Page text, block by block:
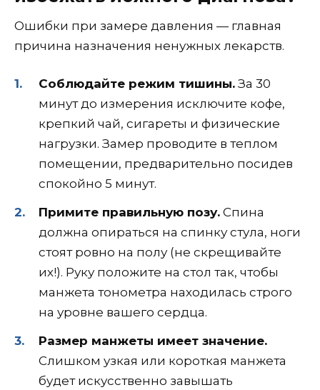
Ошибки при замере давления — главная
причина назначения ненужных лекарств.
Соблюдайте режим тишины. За 30
минут до измерения исключите кофе,
крепкий чай, сигареты и физические
нагрузки. Замер проводите в теплом
помещении, предварительно посидев
спокойно 5 минут.
Примите правильную позу. Спина
должна опираться на спинку стула, ноги
стоят ровно на полу (не скрещивайте
их!). Руку положите на стол так, чтобы
манжета тонометра находилась строго
на уровне вашего сердца.
Размер манжеты имеет значение.
Слишком узкая или короткая манжета
будет искусственно завышать